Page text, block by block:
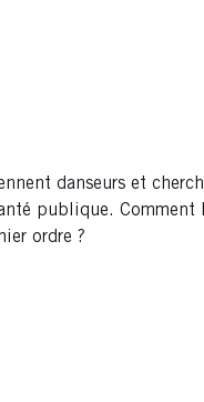
danseurs et
publique.
ordre ?